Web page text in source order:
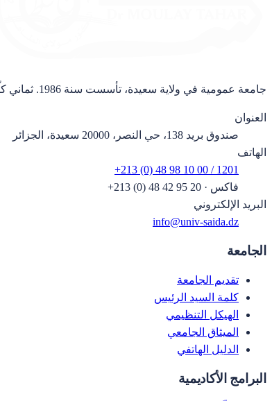
جامعة عمومية في ولاية سعيدة، تأسست سنة 1986. ثماني كلّيات وستة وعشرون قسماً.
العنوان
صندوق بريد 138، حي النصر، 20000 سعيدة، الجزائر
الهاتف
+213 (0) 48 98 10 00 / 1201
فاكس ·
+213 (0) 48 42 95 20
البريد الإلكتروني
info@univ-saida.dz
الجامعة
تقديم الجامعة
كلمة السيد الرئيس
الهيكل التنظيمي
الميثاق الجامعي
الدليل الهاتفي
البرامج الأكاديمية